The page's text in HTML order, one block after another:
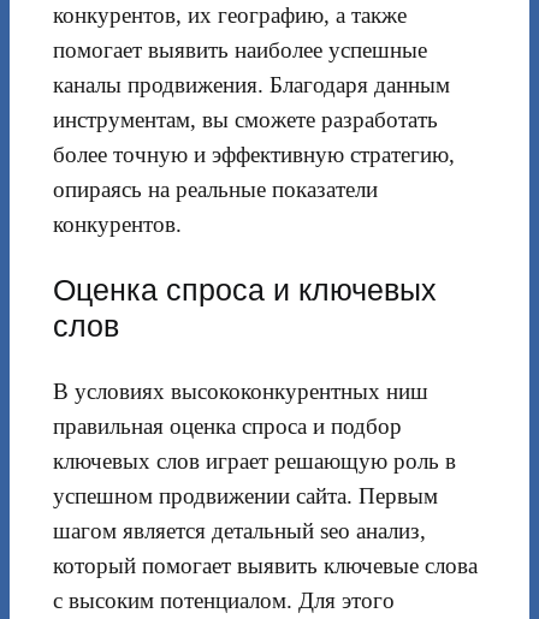
конкурентов, их географию, а также
помогает выявить наиболее успешные
каналы продвижения. Благодаря данным
инструментам, вы сможете разработать
более точную и эффективную стратегию,
опираясь на реальные показатели
конкурентов.
Оценка спроса и ключевых
слов
В условиях высококонкурентных ниш
правильная оценка спроса и подбор
ключевых слов играет решающую роль в
успешном продвижении сайта. Первым
шагом является детальный seo анализ,
который помогает выявить ключевые слова
с высоким потенциалом. Для этого